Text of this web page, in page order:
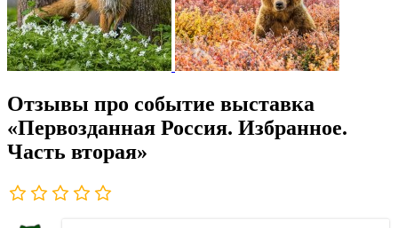
Отзывы про событие выставка
«Первозданная Россия. Избранное.
Часть вторая»